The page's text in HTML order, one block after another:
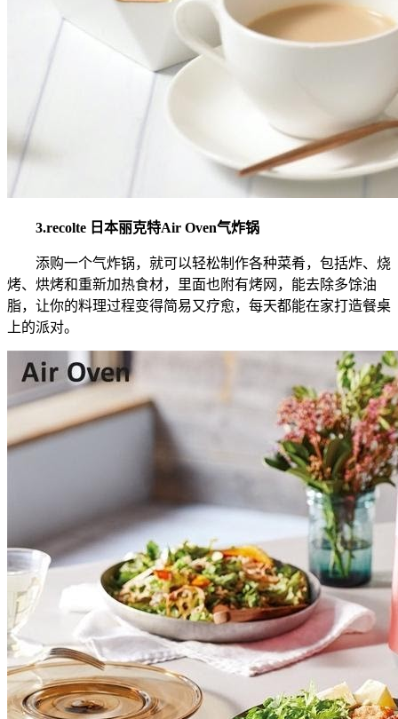
3.recolte 日本丽克特Air Oven气炸锅
添购一个气炸锅，就可以轻松制作各种菜肴，包括炸、烧
烤、烘烤和重新加热食材，里面也附有烤网，能去除多馀油
脂，让你的料理过程变得简易又疗愈，每天都能在家打造餐桌
上的派对。